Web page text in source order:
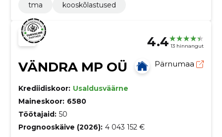
tma
kooskõlastused
4.4 13 hinnangut
VÄNDRA MP OÜ Pärnumaa
Krediidiskoor: Usaldusväärne
Maineskoor: 6580
Töötajaid: 50
Prognooskäive (2026): 4 043 152 €